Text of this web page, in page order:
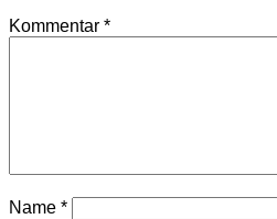
Kommentar *
Name *